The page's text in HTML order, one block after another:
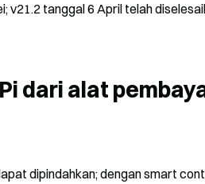
v21.2 tanggal 6 April telah
dari alat
dipindahkan; dengan smart